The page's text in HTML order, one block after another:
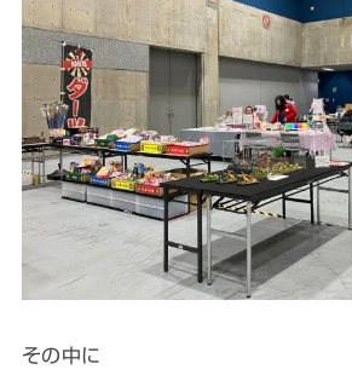
その中に